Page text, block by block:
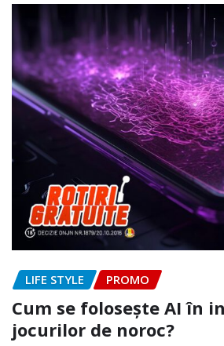
LIFE STYLE PROMO
Cum se folosește AI în
jocurilor de noroc?